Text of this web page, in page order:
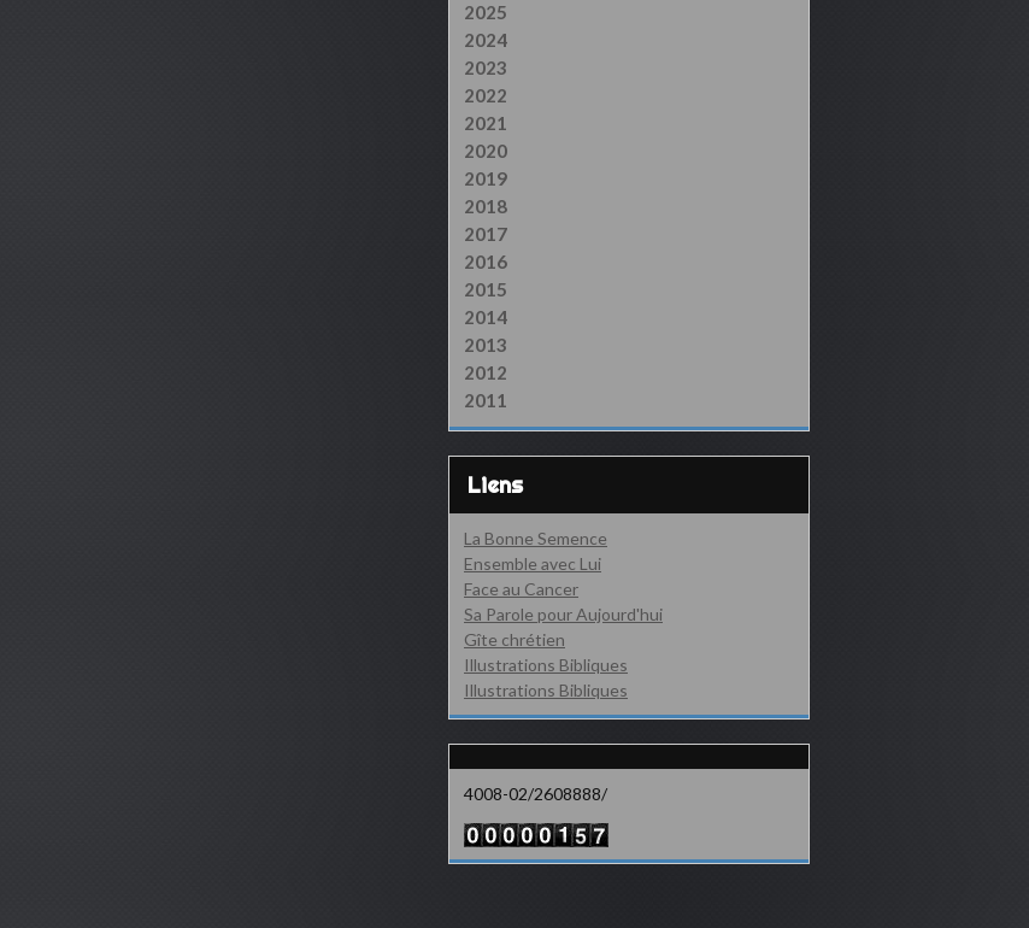
2025
2024
2023
2022
2021
2020
2019
2018
2017
2016
2015
2014
2013
2012
2011
Liens
La Bonne Semence
Ensemble avec Lui
Face au Cancer
Sa Parole pour Aujourd'hui
Gîte chrétien
Illustrations Bibliques
Illustrations Bibliques
4008-02/2608888/